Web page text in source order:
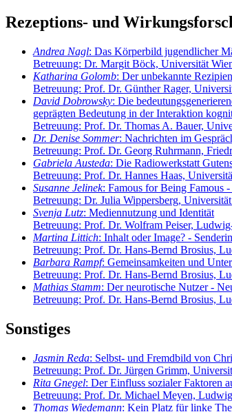
Rezeptions- und
Andrea Nagl: Das Körperbild jugendlicher
Betreuung: Dr. Margit Böck, Universität
Katharina Golomb: Der unbekannte
Betreuung: Prof. Dr. Günther Rager,
David Dobrowsky: Die
geprägten Bedeutung in der Interaktion
Betreuung: Prof. Dr. Thomas A. Bauer,
Dr. Denise Sommer: Nachrichten im
Betreuung: Prof. Dr. Georg Ruhrmann,
Gabriela Austeda: Die Radiowerkstatt
Betreuung: Prof. Dr. Hannes Haas,
Susanne Jelinek: Famous for Being Famous
Betreuung: Dr. Julia Wippersberg,
Svenja Lutz: Mediennutzung und Identität
Betreuung: Prof. Dr. Wolfram Peiser,
Martina Littich: Inhalt oder Image? -
Betreuung: Prof. Dr. Hans-Bernd Brosius,
Barbara Rampf: Gemeinsamkeiten und
Betreuung: Prof. Dr. Hans-Bernd Brosius,
Mathias Stamm: Der neurotische Nutzer -
Betreuung: Prof. Dr. Hans-Bernd Brosius,
Sonstiges
Jasmin Reda: Selbst- und Fremdbild von
Betreuung: Prof. Dr. Jürgen Grimm,
Rita Gnegel: Der Einfluss sozialer Faktoren
Betreuung: Prof. Dr. Michael Meyen,
Thomas Wiedemann: Kein Platz für linke